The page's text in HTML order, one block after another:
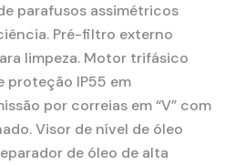
parafusos assimétricos
Pré-filtro externo
limpeza. Motor trifásico
proteção IP55 em
por correias em “V” com
Visor de nível de óleo
de óleo de alta